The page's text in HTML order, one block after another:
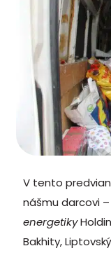
V tento
nášmu darcovi
energetiky
Bakhity,